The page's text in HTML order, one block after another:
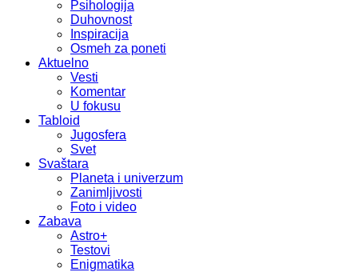
Psihologija
Duhovnost
Inspiracija
Osmeh za poneti
Aktuelno
Vesti
Komentar
U fokusu
Tabloid
Jugosfera
Svet
Svaštara
Planeta i univerzum
Zanimljivosti
Foto i video
Zabava
Astro+
Testovi
Enigmatika